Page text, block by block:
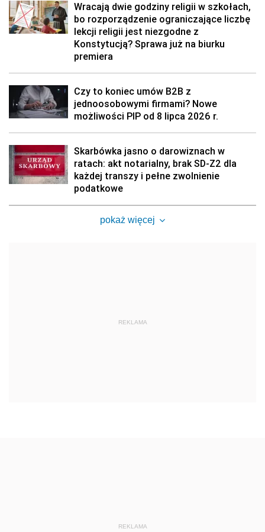
Wracają dwie godziny religii w szkołach,
bo rozporządzenie ograniczające liczbę
lekcji religii jest niezgodne z
Konstytucją? Sprawa już na biurku
premiera
Czy to koniec umów B2B z
jednoosobowymi firmami? Nowe
możliwości PIP od 8 lipca 2026 r.
Skarbówka jasno o darowiznach w
ratach: akt notarialny, brak SD-Z2 dla
każdej transzy i pełne zwolnienie
podatkowe
pokaż więcej
REKLAMA
REKLAMA